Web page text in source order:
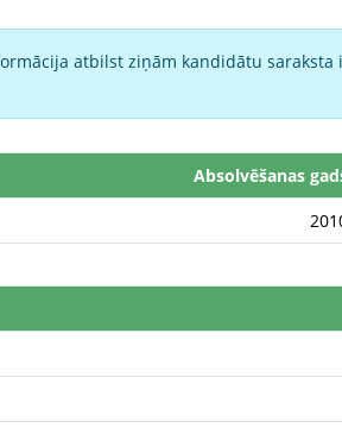
atbilst ziņām kandidātu saraksta
Absolvēšanas